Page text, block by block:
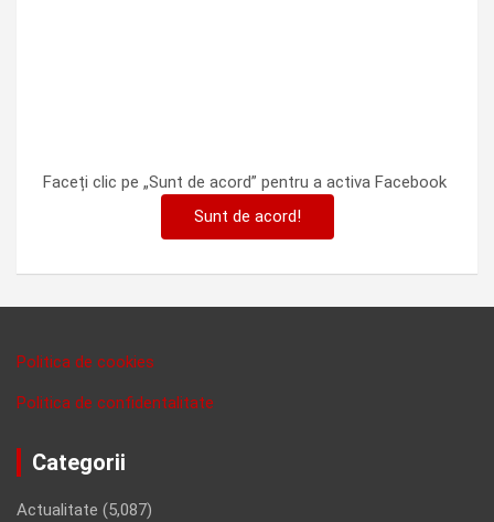
Faceți clic pe „Sunt de acord” pentru a activa Facebook
Sunt de acord!
Politica de cookies
Politica de confidentalitate
Categorii
Actualitate (5,087)